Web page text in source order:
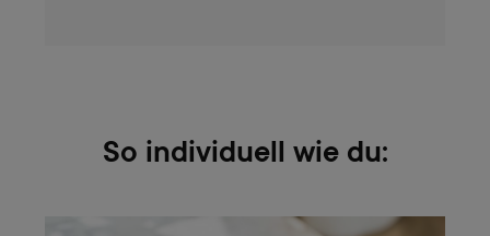
So individuell wie du: